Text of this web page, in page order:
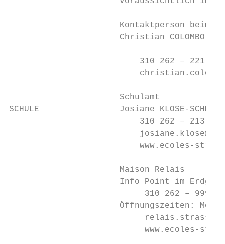
Kontaktperson beim
                      Christian COLOMBO
                          310 262 – 221
                      Schulamt
SCHULE                Josiane KLOSE-SCHMIT
                          310 262 – 213
www.ecoles-
                      Maison Relais
Info Point im
                           310 262 – 999
Öffnungszeiten: Mo,
www.ecoles-